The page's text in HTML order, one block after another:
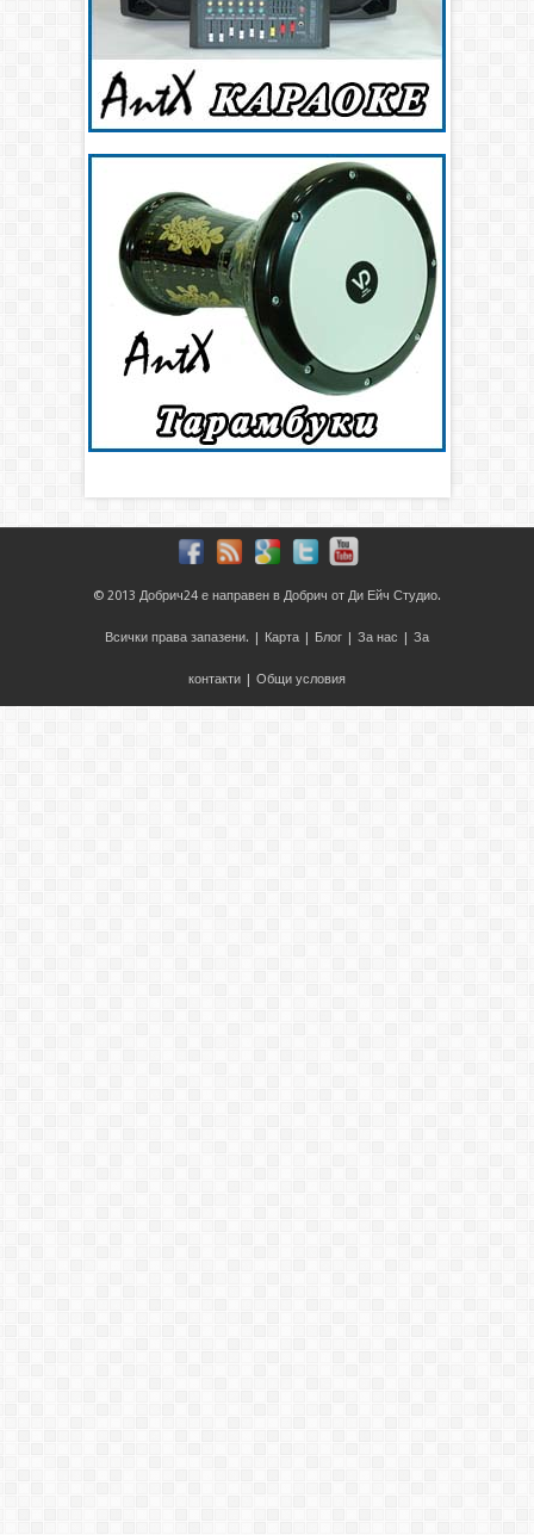
© 2013 Добрич24 е направен в Добрич от Ди Ейч Студио.
Всички права запазени. | Карта Блог За нас За
контакти Общи условия